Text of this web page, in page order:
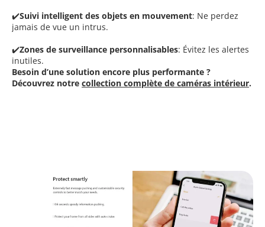
✔️Suivi intelligent des objets en mouvement: Ne perdez
jamais de vue un intrus.
✔️Zones de surveillance personnalisables: Évitez les alertes
inutiles.
Besoin d’une solution encore plus performante ?
Découvrez notre collection complète de caméras intérieur.